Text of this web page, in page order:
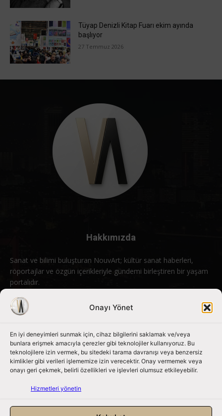
Onayı Yönet
En iyi deneyimleri sunmak için, cihaz bilgilerini saklamak ve/veya
bunlara erişmek amacıyla çerezler gibi teknolojiler kullanıyoruz. Bu
teknolojilere izin vermek, bu sitedeki tarama davranışı veya benzersiz
kimlikler gibi verileri işlememize izin verecektir. Onay vermemek veya
onayı geri çekmek, belirli özellikleri ve işlevleri olumsuz etkileyebilir.
Hizmetleri yönetin
Tüyap Denizli Kitap Fuarı ekim ayında
başlıyor
27 Temmuz 2026
Hakkımızda
Sanat ve bilimi buluşturan NouvArt; kültür sanat haberleri,
röportajlar ve özgün içerikleriyle gündemi birleştiren bir yaşam
portalıdır.
Bizimle iletişime geçin: info@nouvart.net
Bizi Takip Edin